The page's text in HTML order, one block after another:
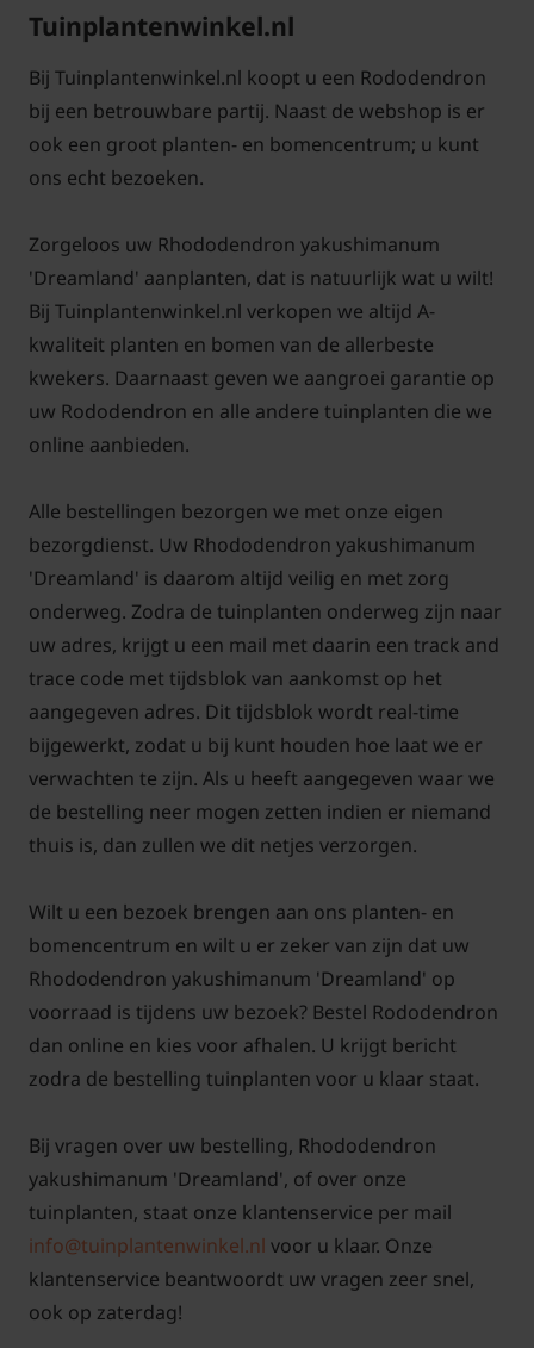
Tuinplantenwinkel.nl
Bij Tuinplantenwinkel.nl koopt u een Rododendron
bij een betrouwbare partij. Naast de webshop is er
ook een groot planten- en bomencentrum; u kunt
ons echt bezoeken.
Zorgeloos uw Rhododendron yakushimanum
'Dreamland' aanplanten, dat is natuurlijk wat u wilt!
Bij Tuinplantenwinkel.nl verkopen we altijd A-
kwaliteit planten en bomen van de allerbeste
kwekers. Daarnaast geven we aangroei garantie op
uw Rododendron en alle andere tuinplanten die we
online aanbieden.
Alle bestellingen bezorgen we met onze eigen
bezorgdienst. Uw Rhododendron yakushimanum
'Dreamland' is daarom altijd veilig en met zorg
onderweg. Zodra de tuinplanten onderweg zijn naar
uw adres, krijgt u een mail met daarin een track and
trace code met tijdsblok van aankomst op het
aangegeven adres. Dit tijdsblok wordt real-time
bijgewerkt, zodat u bij kunt houden hoe laat we er
verwachten te zijn. Als u heeft aangegeven waar we
de bestelling neer mogen zetten indien er niemand
thuis is, dan zullen we dit netjes verzorgen.
Wilt u een bezoek brengen aan ons planten- en
bomencentrum en wilt u er zeker van zijn dat uw
Rhododendron yakushimanum 'Dreamland' op
voorraad is tijdens uw bezoek? Bestel Rododendron
dan online en kies voor afhalen. U krijgt bericht
zodra de bestelling tuinplanten voor u klaar staat.
Bij vragen over uw bestelling, Rhododendron
yakushimanum 'Dreamland', of over onze
tuinplanten, staat onze klantenservice per mail
info@tuinplantenwinkel.nl voor u klaar. Onze
klantenservice beantwoordt uw vragen zeer snel,
ook op zaterdag!